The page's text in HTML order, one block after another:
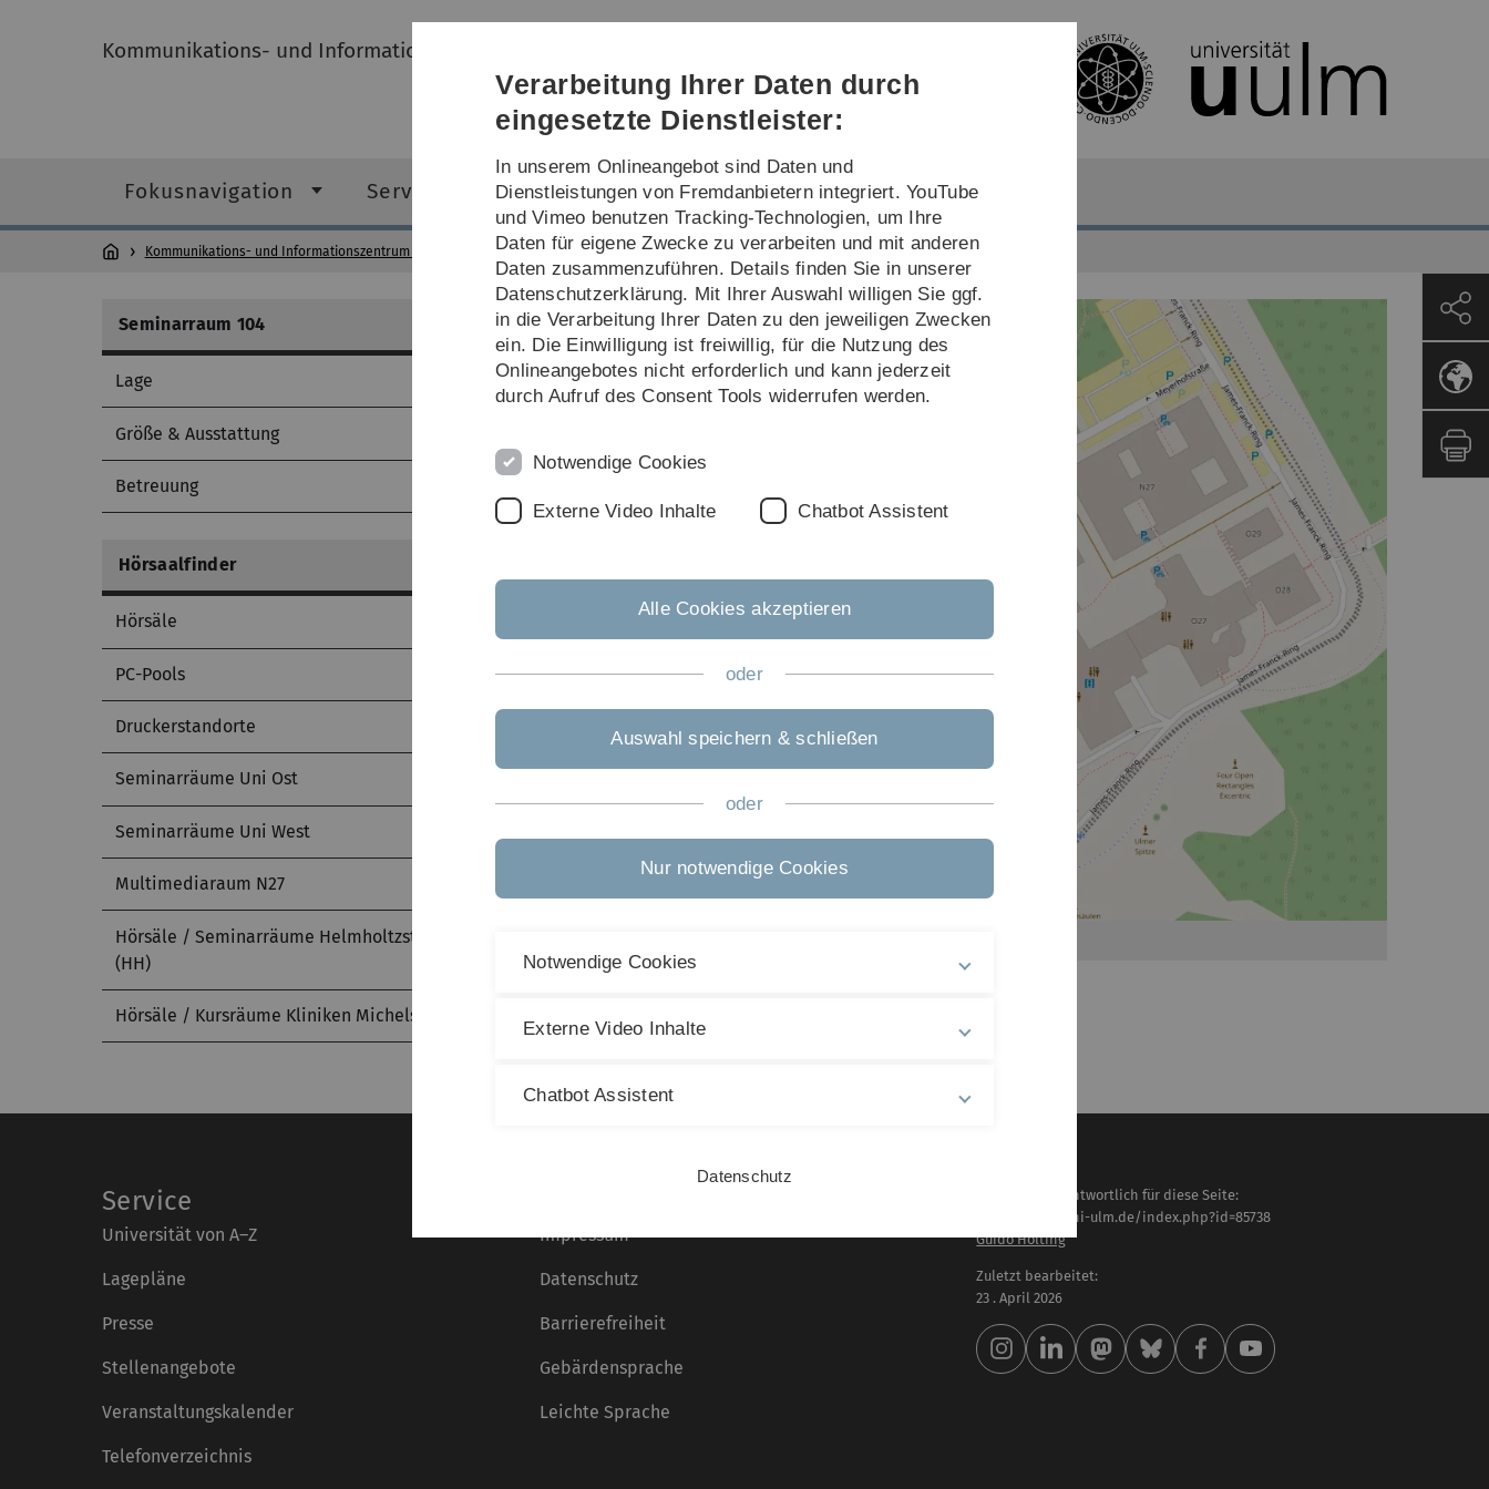
Direkt
Direkt
Direkt
(Sprache,
Drucken,
Social
Direkt
Direkt
Kommunikations- und Informationszentrum (kiz)
Fokusnavigation Service-Katalog Projekte Weiteres
Kommunikations- und Informationszentrum (kiz) Weiteres Campus-Navigation Hörsaalfinder SR N24 104
Seminarraum 104
Lage
Größe & Ausstattung
Betreuung
Hörsaalfinder
Hörsäle
PC-Pools
Druckerstandorte
Seminarräume Uni Ost
Seminarräume Uni West
Multimediaraum N27
Hörsäle / Seminarräume Helmholtzstraße
(HH)
Hörsäle / Kursräume Kliniken Michelsberg
Service
Universität von A–Z
Lagepläne
Presse
Stellenangebote
Veranstaltungskalender
Telefonverzeichnis
Impressum
Datenschutz
Barrierefreiheit
Gebärdensprache
Leichte Sprache
Inhaltlich verantwortlich für diese Seite:
https://www.uni-ulm.de/index.php?id=85738
Guido Hölting
Zuletzt bearbeitet:
23 . April 2026
Verarbeitung Ihrer Daten durch
eingesetzte Dienstleister:
In unserem Onlineangebot sind Daten und
Dienstleistungen von Fremdanbietern integriert. YouTube
und Vimeo benutzen Tracking-Technologien, um Ihre
Daten für eigene Zwecke zu verarbeiten und mit anderen
Daten zusammenzuführen. Details finden Sie in unserer
Datenschutzerklärung. Mit Ihrer Auswahl willigen Sie ggf.
in die Verarbeitung Ihrer Daten zu den jeweiligen Zwecken
ein. Die Einwilligung ist freiwillig, für die Nutzung des
Onlineangebotes nicht erforderlich und kann jederzeit
durch Aufruf des Consent Tools widerrufen werden.
Notwendige Cookies
Externe Video Inhalte Chatbot Assistent
Alle Cookies akzeptieren
oder
Auswahl speichern & schließen
oder
Nur notwendige Cookies
Notwendige Cookies
Externe Video Inhalte
Chatbot Assistent
Datenschutz